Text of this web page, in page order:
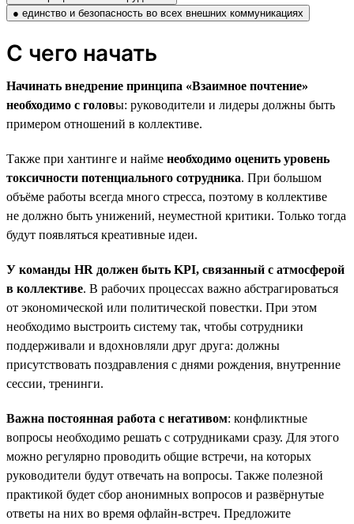
● единство и безопасность во всех внешних коммуникациях
С чего начать
Начинать внедрение принципа «Взаимное почтение»
необходимо с головы: руководители и лидеры должны быть
примером отношений в коллективе.
Также при хантинге и найме необходимо оценить уровень
токсичности потенциального сотрудника. При большом
объёме работы всегда много стресса, поэтому в коллективе
не должно быть унижений, неуместной критики. Только тогда
будут появляться креативные идеи.
У команды HR должен быть KPI, связанный с атмосферой
в коллективе. В рабочих процессах важно абстрагироваться
от экономической или политической повестки. При этом
необходимо выстроить систему так, чтобы сотрудники
поддерживали и вдохновляли друг друга: должны
присутствовать поздравления с днями рождения, внутренние
сессии, тренинги.
Важна постоянная работа с негативом: конфликтные
вопросы необходимо решать с сотрудниками сразу. Для этого
можно регулярно проводить общие встречи, на которых
руководители будут отвечать на вопросы. Также полезной
практикой будет сбор анонимных вопросов и развёрнутые
ответы на них во время офлайн-встреч. Предложите